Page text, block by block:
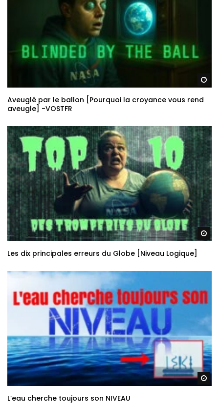
Aveuglé par le ballon [Pourquoi la croyance vous rend
aveugle] -VOSTFR
Les dix principales erreurs du Globe [Niveau Logique]
L’eau cherche toujours son NIVEAU